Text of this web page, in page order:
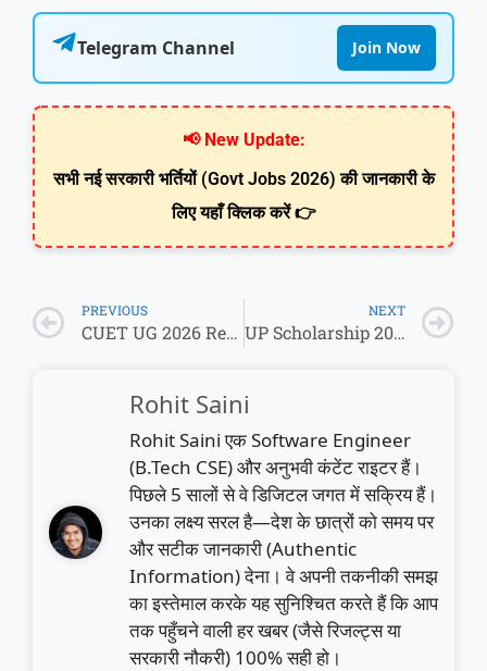
Telegram Channel Join Now
📢 New Update:
सभी नई सरकारी भर्तियों (Govt Jobs 2026) की जानकारी के
लिए यहाँ क्लिक करें 👉
PREVIOUS
CUET UG 2026 Registration Reopen: NTA ने दी बड़ी राहत, आवेदन का आखिरी मौका!
NEXT
UP Scholarship 2026: नया नियम लागू! जानिए किसे मिलेगा कितना पैसा और क्या है Income Limit की असली सच्चाई?
Rohit Saini
Rohit Saini एक Software Engineer
(B.Tech CSE) और अनुभवी कंटेंट राइटर हैं।
पिछले 5 सालों से वे डिजिटल जगत में सक्रिय हैं।
उनका लक्ष्य सरल है—देश के छात्रों को समय पर
और सटीक जानकारी (Authentic
Information) देना। वे अपनी तकनीकी समझ
का इस्तेमाल करके यह सुनिश्चित करते हैं कि आप
तक पहुँचने वाली हर खबर (जैसे रिजल्ट्स या
सरकारी नौकरी) 100% सही हो।